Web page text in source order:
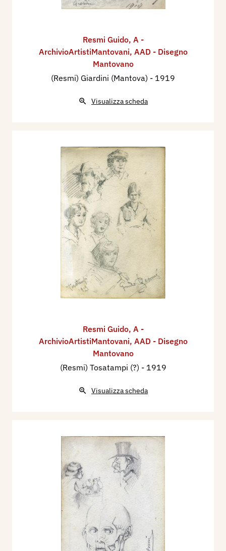
Resmi Guido, A -
ArchivioArtistiMantovani, AAD - Disegno
Mantovano
(Resmi) Giardini (Mantova) - 1919
Visualizza scheda
Resmi Guido, A -
ArchivioArtistiMantovani, AAD - Disegno
Mantovano
(Resmi) Tosatampi (?) - 1919
Visualizza scheda